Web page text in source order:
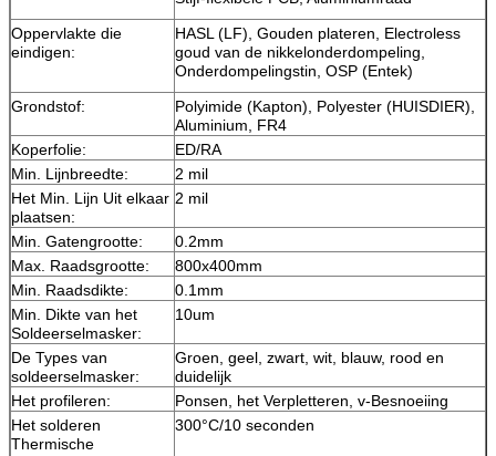
Oppervlakte die
eindigen:
HASL (LF), Gouden plateren, Electroless
goud van de nikkelonderdompeling,
Onderdompelingstin, OSP (Entek)
Grondstof:
Polyimide (Kapton), Polyester (HUISDIER),
Aluminium, FR4
Koperfolie:
ED/RA
Min. Lijnbreedte:
2 mil
Het Min. Lijn Uit elkaar
plaatsen:
2 mil
Min. Gatengrootte:
0.2mm
Max. Raadsgrootte:
800x400mm
Min. Raadsdikte:
0.1mm
Min. Dikte van het
Soldeerselmasker:
10um
De Types van
soldeerselmasker:
Groen, geel, zwart, wit, blauw, rood en
duidelijk
Het profileren:
Ponsen, het Verpletteren, v-Besnoeiing
Het solderen
Thermische
300°C/10 seconden